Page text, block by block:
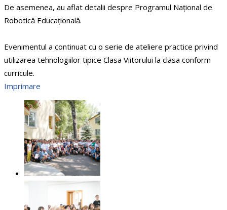
De asemenea, au aflat detalii despre Programul Național de
Robotică Educațională.
Evenimentul a continuat cu o serie de ateliere practice privind
utilizarea tehnologiilor tipice Clasa Viitorului la clasa conform
curricule.
Imprimare